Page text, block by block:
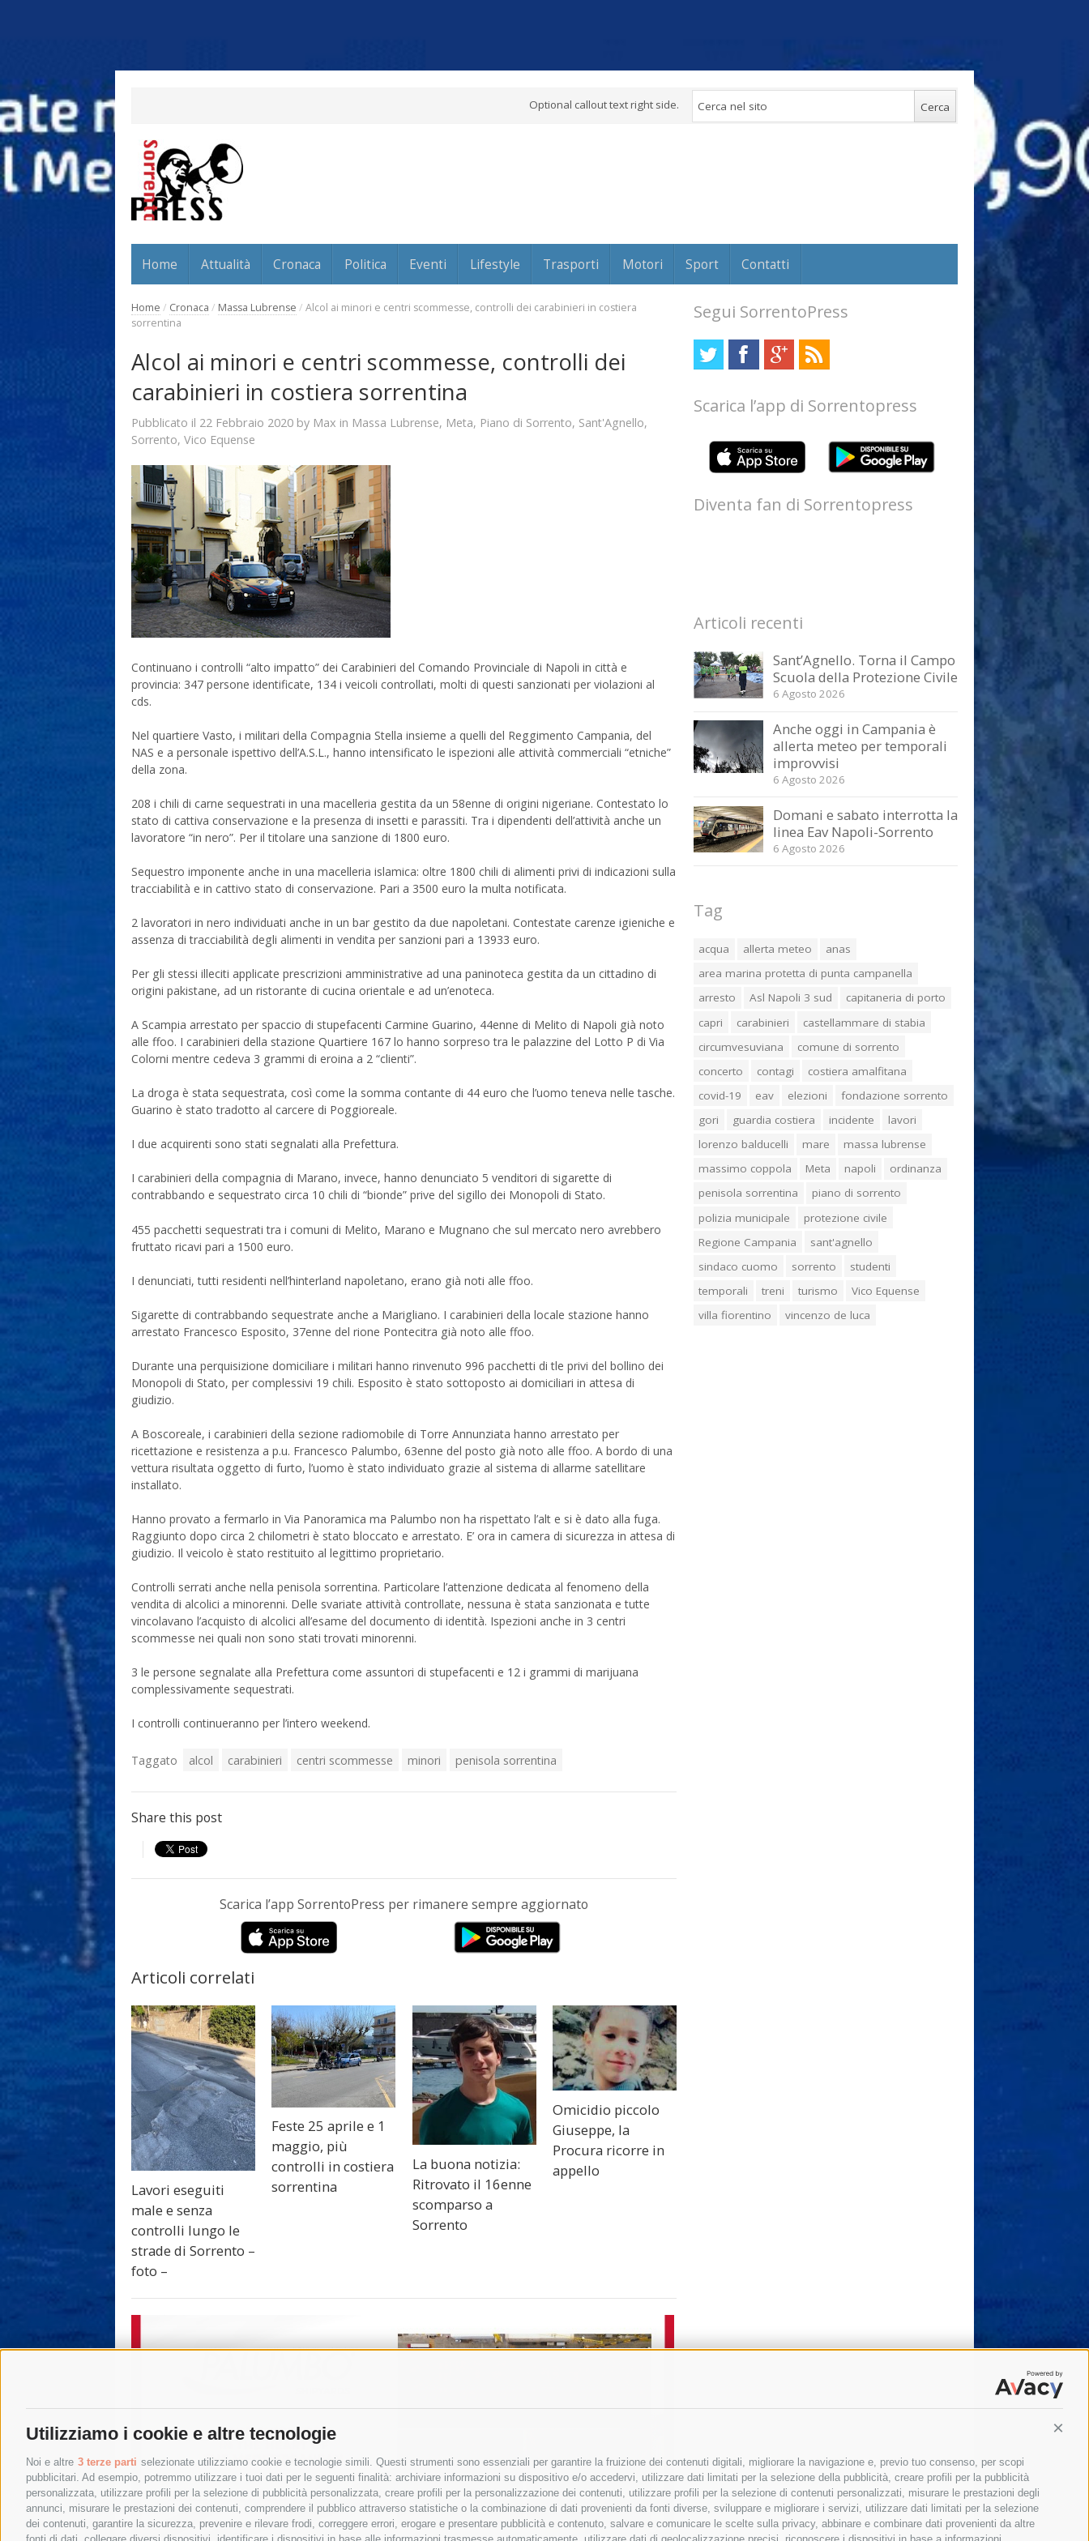
Utilizziamo i cookie e altre tecnologie
Noi e altre 3 terze parti selezionate utilizziamo cookie e tecnologie simili. Questi strumenti sono essenziali per garantire la fruizione dei contenuti digitali, migliorare la navigazione e, previo tuo consenso, per scopi
pubblicitari. Ad esempio, potremmo utilizzare i tuoi dati per le seguenti finalità: archiviare informazioni su dispositivo e/o accedervi, utilizzare dati limitati per la selezione della pubblicità, creare profili per la pubblicità
personalizzata, utilizzare profili per la selezione di pubblicità personalizzata, creare profili per la personalizzazione dei contenuti, utilizzare profili per la selezione di contenuti personalizzati, misurare le prestazioni degli
annunci, misurare le prestazioni dei contenuti, comprendere il pubblico attraverso statistiche o la combinazione di dati provenienti da fonti diverse, sviluppare e migliorare i servizi, utilizzare dati limitati per la selezione
dei contenuti, garantire la sicurezza, prevenire e rilevare frodi, correggere errori, erogare e presentare pubblicità e contenuto, salvare e comunicare le scelte sulla privacy, abbinare e combinare dati provenienti da altre
Optional callout text right side.
Home Attualità Cronaca Politica Eventi Lifestyle Trasporti Motori Sport Contatti
Home / Cronaca / Massa Lubrense / Alcol ai minori e centri scommesse, controlli dei carabinieri in costiera
sorrentina
Alcol ai minori e centri scommesse, controlli dei
carabinieri in costiera sorrentina
Pubblicato il 22 Febbraio 2020 by Max in Massa Lubrense, Meta, Piano di Sorrento, Sant'Agnello,
Sorrento, Vico Equense
Continuano i controlli “alto impatto” dei Carabinieri del Comando Provinciale di Napoli in città e
provincia: 347 persone identificate, 134 i veicoli controllati, molti di questi sanzionati per violazioni al
cds.
Nel quartiere Vasto, i militari della Compagnia Stella insieme a quelli del Reggimento Campania, del
NAS e a personale ispettivo dell’A.S.L., hanno intensificato le ispezioni alle attività commerciali “etniche”
della zona.
208 i chili di carne sequestrati in una macelleria gestita da un 58enne di origini nigeriane. Contestato lo
stato di cattiva conservazione e la presenza di insetti e parassiti. Tra i dipendenti dell’attività anche un
lavoratore “in nero”. Per il titolare una sanzione di 1800 euro.
Sequestro imponente anche in una macelleria islamica: oltre 1800 chili di alimenti privi di indicazioni sulla
tracciabilità e in cattivo stato di conservazione. Pari a 3500 euro la multa notificata.
2 lavoratori in nero individuati anche in un bar gestito da due napoletani. Contestate carenze igieniche e
assenza di tracciabilità degli alimenti in vendita per sanzioni pari a 13933 euro.
Per gli stessi illeciti applicate prescrizioni amministrative ad una paninoteca gestita da un cittadino di
origini pakistane, ad un ristorante di cucina orientale e ad un’enoteca.
A Scampia arrestato per spaccio di stupefacenti Carmine Guarino, 44enne di Melito di Napoli già noto
alle ffoo. I carabinieri della stazione Quartiere 167 lo hanno sorpreso tra le palazzine del Lotto P di Via
Colorni mentre cedeva 3 grammi di eroina a 2 “clienti”.
La droga è stata sequestrata, così come la somma contante di 44 euro che l’uomo teneva nelle tasche.
Guarino è stato tradotto al carcere di Poggioreale.
I due acquirenti sono stati segnalati alla Prefettura.
I carabinieri della compagnia di Marano, invece, hanno denunciato 5 venditori di sigarette di
contrabbando e sequestrato circa 10 chili di “bionde” prive del sigillo dei Monopoli di Stato.
455 pacchetti sequestrati tra i comuni di Melito, Marano e Mugnano che sul mercato nero avrebbero
fruttato ricavi pari a 1500 euro.
I denunciati, tutti residenti nell’hinterland napoletano, erano già noti alle ffoo.
Sigarette di contrabbando sequestrate anche a Marigliano. I carabinieri della locale stazione hanno
arrestato Francesco Esposito, 37enne del rione Pontecitra già noto alle ffoo.
Durante una perquisizione domiciliare i militari hanno rinvenuto 996 pacchetti di tle privi del bollino dei
Monopoli di Stato, per complessivi 19 chili. Esposito è stato sottoposto ai domiciliari in attesa di
giudizio.
A Boscoreale, i carabinieri della sezione radiomobile di Torre Annunziata hanno arrestato per
ricettazione e resistenza a p.u. Francesco Palumbo, 63enne del posto già noto alle ffoo. A bordo di una
vettura risultata oggetto di furto, l’uomo è stato individuato grazie al sistema di allarme satellitare
installato.
Hanno provato a fermarlo in Via Panoramica ma Palumbo non ha rispettato l’alt e si è dato alla fuga.
Raggiunto dopo circa 2 chilometri è stato bloccato e arrestato. E’ ora in camera di sicurezza in attesa di
giudizio. Il veicolo è stato restituito al legittimo proprietario.
Controlli serrati anche nella penisola sorrentina. Particolare l’attenzione dedicata al fenomeno della
vendita di alcolici a minorenni. Delle svariate attività controllate, nessuna è stata sanzionata e tutte
vincolavano l’acquisto di alcolici all’esame del documento di identità. Ispezioni anche in 3 centri
scommesse nei quali non sono stati trovati minorenni.
3 le persone segnalate alla Prefettura come assuntori di stupefacenti e 12 i grammi di marijuana
complessivamente sequestrati.
I controlli continueranno per l’intero weekend.
Taggato alcol carabinieri centri scommesse minori penisola sorrentina
Share this post
Scarica l’app SorrentoPress per rimanere sempre aggiornato
Articoli correlati
Lavori eseguiti
male e senza
controlli lungo le
strade di Sorrento –
foto –
Feste 25 aprile e 1
maggio, più
controlli in costiera
sorrentina
La buona notizia:
Ritrovato il 16enne
scomparso a
Sorrento
Omicidio piccolo
Giuseppe, la
Procura ricorre in
appello
Segui SorrentoPress
Scarica l’app di Sorrentopress
Diventa fan di Sorrentopress
Articoli recenti
Sant’Agnello. Torna il Campo
Scuola della Protezione Civile
6 Agosto 2026
Anche oggi in Campania è
allerta meteo per temporali
improvvisi
6 Agosto 2026
Domani e sabato interrotta la
linea Eav Napoli-Sorrento
6 Agosto 2026
Tag
acqua allerta meteo
anas
area marina protetta di punta campanella
arresto
Asl Napoli 3 sud
capitaneria di porto
capri
carabinieri
castellammare di stabia
circumvesuviana
comune di sorrento
concerto
contagi
costiera amalfitana
covid-19
eav elezioni
fondazione sorrento
gori
guardia costiera incidente
lavori
lorenzo balducelli
mare
massa lubrense
massimo coppola
Meta napoli
ordinanza
penisola sorrentina
piano di sorrento
polizia municipale
protezione civile
Regione Campania
sant'agnello
sindaco cuomo
sorrento
studenti
temporali
treni turismo
Vico Equense
villa fiorentino
vincenzo de luca